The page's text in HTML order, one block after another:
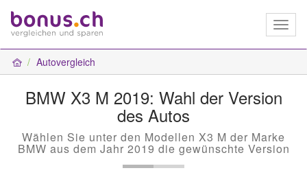
Autovergleich
BMW X3 M 2019: Wahl der Version
des Autos
Wählen Sie unter den Modellen X3 M der Marke
BMW aus dem Jahr 2019 die gewünschte Version